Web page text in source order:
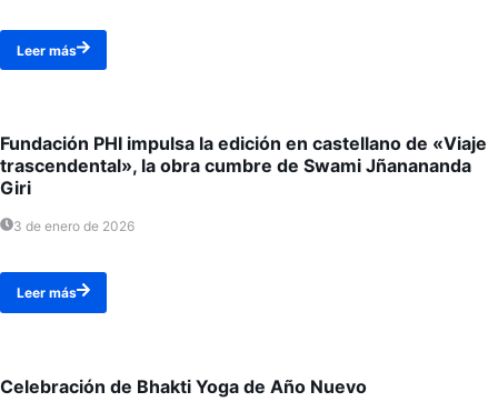
Leer más
Fundación PHI impulsa la edición en castellano de «Viaje
trascendental», la obra cumbre de Swami Jñanananda
Giri
3 de enero de 2026
Leer más
Celebración de Bhakti Yoga de Año Nuevo